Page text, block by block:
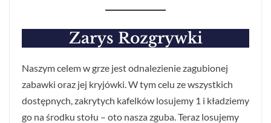
Zarys Rozgrywki
Naszym celem w grze jest odnalezienie zagubionej
zabawki oraz jej kryjówki. W tym celu ze wszystkich
dostępnych, zakrytych kafelków losujemy 1 i kładziemy
go na środku stołu – oto nasza zguba. Teraz losujemy